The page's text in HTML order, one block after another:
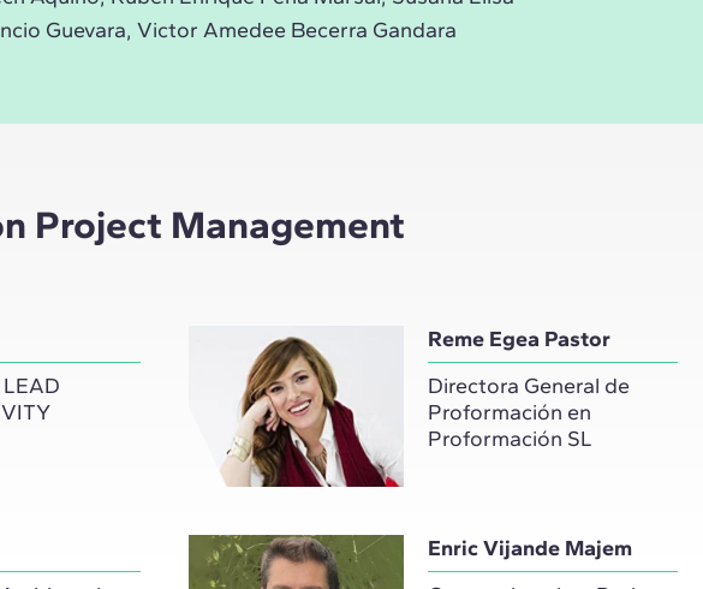
Guevara, Victor Amedee Becerra Gandara
Project Management
Reme Egea Pastor
Directora General de
Proformación en
Proformación SL
Enric Vijande Majem